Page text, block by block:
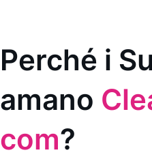
Perché i
amano
com?